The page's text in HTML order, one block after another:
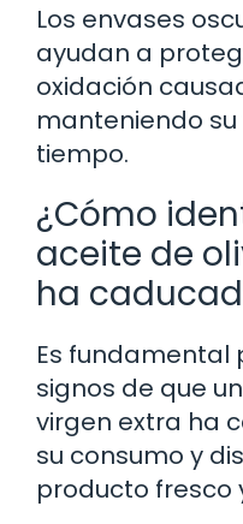
Los envases
ayudan a
oxidación
manteniendo
tiempo.
¿Cómo
aceite de
ha
Es fundamental
signos de que
virgen extra ha
su consumo y
producto fresco